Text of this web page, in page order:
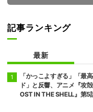
Fate/strange F
ake
記事ランキング
最新
「かっこよすぎる」「最
ド」と反響、アニメ『攻
OST IN THE SHELL』第5